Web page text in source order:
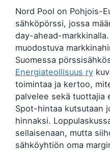
Nord Pool on Pohjois-
sähköpörssi, jossa
day-ahead-
muodostuva
Suomessa
Energiateollisuus ry
toimintaa ja kertoo,
palvelee sekä tuottajia
Spot-hintaa kutsutaan
hinnaksi.
sellaisenaan, mutta
sähköyhtiön oma